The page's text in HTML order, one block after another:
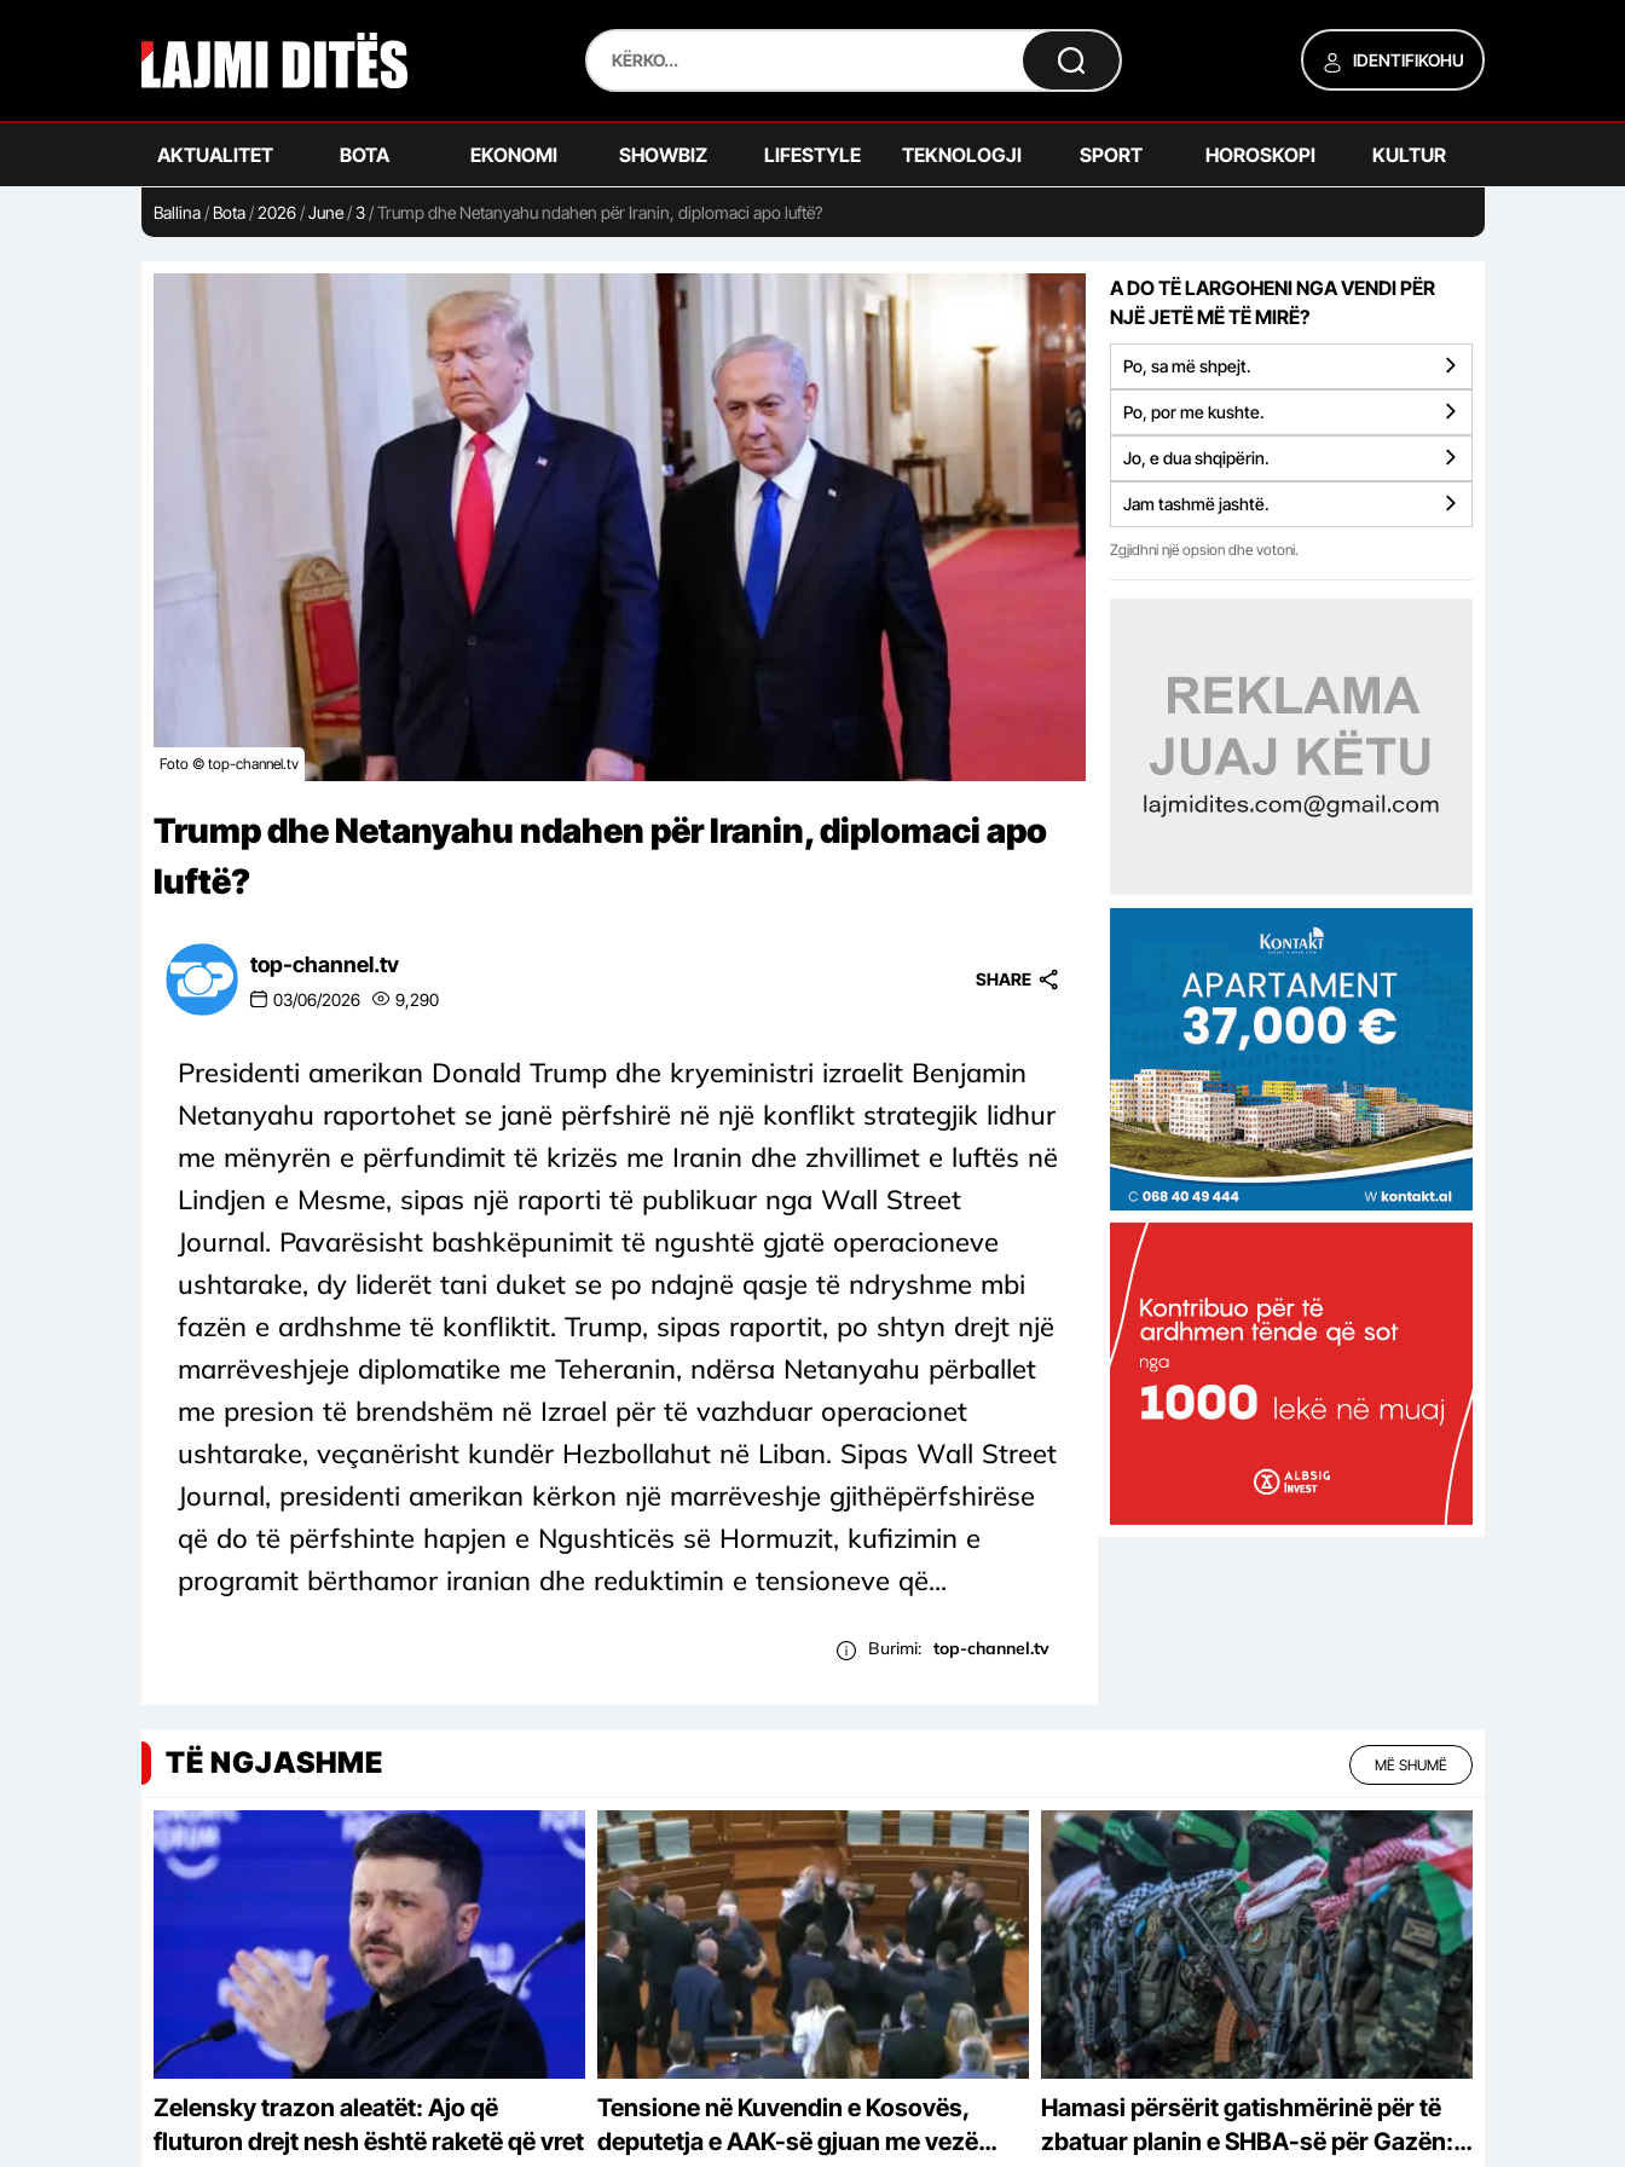
IDENTIFIKOHU
AKTUALITET BOTA EKONOMI SHOWBIZ LIFESTYLE TEKNOLOGJI SPORT HOROSKOPI KULTUR
Ballina/ Bota/2026/June/3/Trump dhe Netanyahu ndahen për Iranin, diplomaci apo luftë?
Foto © top-channel.tv
Trump dhe Netanyahu ndahen për Iranin, diplomaci apo
luftë?
top-channel.tv
03/06/2026 9,290
SHARE
Presidenti amerikan Donald Trump dhe kryeministri izraelit Benjamin
Netanyahu raportohet se janë përfshirë në një konflikt strategjik lidhur
me mënyrën e përfundimit të krizës me Iranin dhe zhvillimet e luftës në
Lindjen e Mesme, sipas një raporti të publikuar nga Wall Street
Journal. Pavarësisht bashkëpunimit të ngushtë gjatë operacioneve
ushtarake, dy liderët tani duket se po ndajnë qasje të ndryshme mbi
fazën e ardhshme të konfliktit. Trump, sipas raportit, po shtyn drejt një
marrëveshjeje diplomatike me Teheranin, ndërsa Netanyahu përballet
me presion të brendshëm në Izrael për të vazhduar operacionet
ushtarake, veçanërisht kundër Hezbollahut në Liban. Sipas Wall Street
Journal, presidenti amerikan kërkon një marrëveshje gjithëpërfshirëse
që do të përfshinte hapjen e Ngushticës së Hormuzit, kufizimin e
programit bërthamor iranian dhe reduktimin e tensioneve që...
Burimi: top-channel.tv
A DO TË LARGOHENI NGA VENDI PËR
NJË JETË MË TË MIRË?
Po, sa më shpejt.
Po, por me kushte.
Jo, e dua shqipërin.
Jam tashmë jashtë.
Zgjidhni një opsion dhe votoni.
TË NGJASHME MË SHUMË
Zelensky trazon aleatët: Ajo që
fluturon drejt nesh është raketë që vret
Tensione në Kuvendin e Kosovës,
deputetja e AAK-së gjuan me vezë
Hamasi përsërit gatishmërinë për të
zbatuar planin e SHBA-së për Gazën: